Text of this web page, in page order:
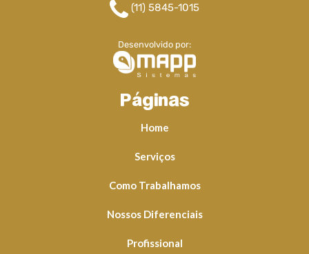
(11) 5845-1015
Desenvolvido por:
Páginas
Home
Serviços
Como Trabalhamos
Nossos Diferenciais
Profissional